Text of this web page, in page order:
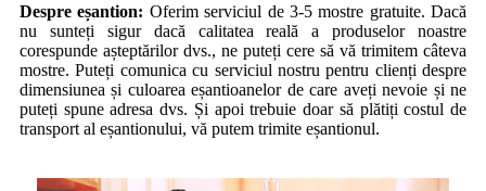
Despre eșantion: Oferim serviciul de 3-5 mostre gratuite. Dacă
nu sunteți sigur dacă calitatea reală a produselor noastre
corespunde așteptărilor dvs., ne puteți cere să vă trimitem câteva
mostre. Puteți comunica cu serviciul nostru pentru clienți despre
dimensiunea și culoarea eșantioanelor de care aveți nevoie și ne
puteți spune adresa dvs. Și apoi trebuie doar să plătiți costul de
transport al eșantionului, vă putem trimite eșantionul.